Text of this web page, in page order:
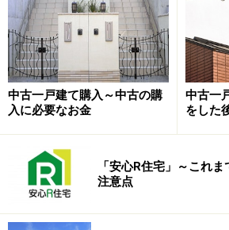
中古一戸建て購入～中古の購
入に必要なお金
中古一
をした
「安心R住宅」～これ
注意点